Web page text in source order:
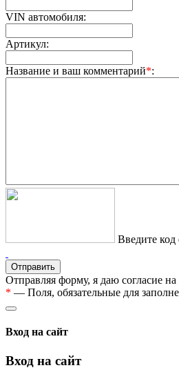
VIN автомобиля:
Артикул:
Название и ваш комментарий*:
Введите код
Отправляя форму, я даю согласие на
* — Поля, обязательные для
Вход на сайт
Вход на сайт